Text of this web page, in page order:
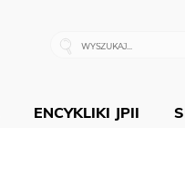
ENCYKLIKI JPII